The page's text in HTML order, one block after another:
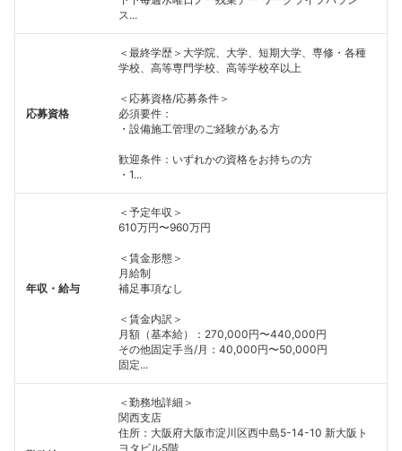
ス...
応募資格
＜最終学歴＞大学院、大学、短期大学、専修・各種
学校、高等専門学校、高等学校卒以上
＜応募資格/応募条件＞
必須要件：
・設備施工管理のご経験がある方
歓迎条件：いずれかの資格をお持ちの方
・1...
年収・給与
＜予定年収＞
610万円〜960万円
＜賃金形態＞
月給制
補足事項なし
＜賃金内訳＞
月額（基本給）：270,000円〜440,000円
その他固定手当/月：40,000円〜50,000円
固定...
＜勤務地詳細＞
関西支店
住所：大阪府大阪市淀川区西中島5-14-10 新大阪ト
ヨタビル5階